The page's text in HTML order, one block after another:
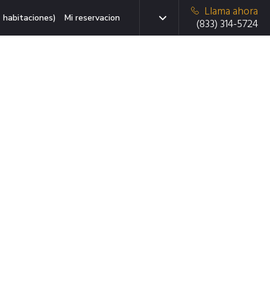
habitaciones) Mi reservacion
Llama ahora
(833) 314-5724